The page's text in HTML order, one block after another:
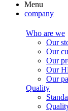
Menu
company
Who are we
Our
Our
Our
Our
Our
Quality